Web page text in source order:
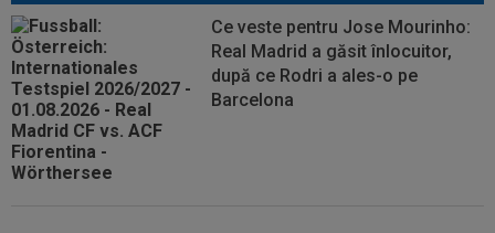
Ce veste pentru Jose Mourinho:
Real Madrid a găsit înlocuitor,
după ce Rodri a ales-o pe
Barcelona